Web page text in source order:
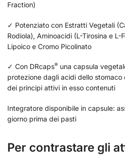
Fraction)
✓ Potenziato con Estratti Vegetali
Rodiola), Aminoacidi (L-Tirosina e L-
Lipoico e Cromo Picolinato
✓ Con DRcaps® una capsula
protezione dagli acidi dello stomaco
dei principi attivi in esso contenuti
Integratore disponibile in capsule:
giorno prima dei pasti
Per contrastare gli